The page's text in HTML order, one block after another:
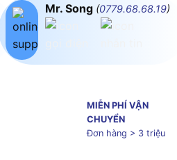
Mr. Song (0779.68.68.19)
MIỄN PHÍ VẬN
CHUYỂN
Đơn hàng > 3 triệu